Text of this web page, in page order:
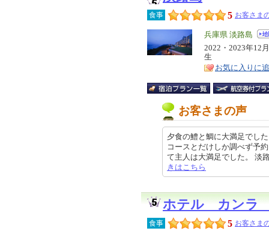
食事 5 お客さま
エ
リ
ア
兵庫県 淡路島
特
徴
2022・2023年12
生
お気に入りに
お客さまの声
夕食の鱧と鯛に大満足でし
コースとだけしか調べず予
て主人は大満足でした。
きはこちら
ホテル カンラ
食事 5 お客さま